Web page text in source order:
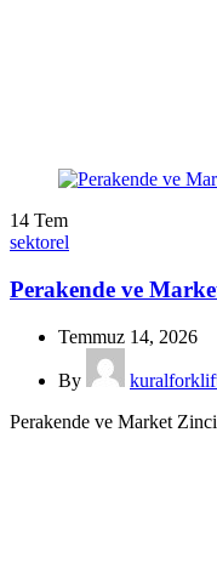
14 Tem
sektorel
Perakende ve
Temmuz 14, 2026
By
Perakende ve Market